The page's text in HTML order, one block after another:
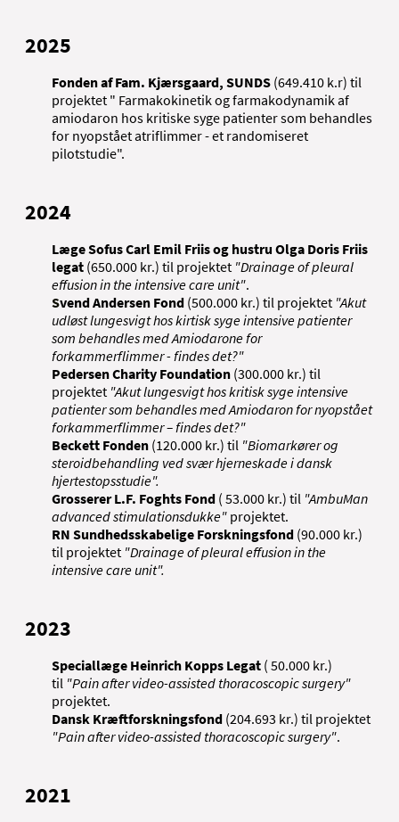
2025
Fonden af Fam. Kjærsgaard, SUNDS (649.410 k.r) til
projektet " Farmakokinetik og farmakodynamik af
amiodaron hos kritiske syge patienter som behandles
for nyopstået atriflimmer - et randomiseret
pilotstudie".
2024
Læge Sofus Carl Emil Friis og hustru Olga Doris Friis
legat (650.000 kr.) til projektet "Drainage of pleural
effusion in the intensive care unit".
Svend Andersen Fond (500.000 kr.) til projektet "Akut
udløst lungesvigt hos kirtisk syge intensive patienter
som behandles med Amiodarone for
forkammerflimmer - findes det?"
Pedersen Charity Foundation (300.000 kr.) til
projektet "Akut lungesvigt hos kritisk syge intensive
patienter som behandles med Amiodaron for nyopstået
forkammerflimmer – findes det?"
Beckett Fonden (120.000 kr.) til "Biomarkører og
steroidbehandling ved svær hjerneskade i dansk
hjertestopsstudie".
Grosserer L.F. Foghts Fond ( 53.000 kr.) til "AmbuMan
advanced stimulationsdukke" projektet.
RN Sundhedsskabelige Forskningsfond (90.000 kr.)
til projektet "Drainage of pleural effusion in the
intensive care unit".
2023
Speciallæge Heinrich Kopps Legat ( 50.000 kr.)
til "Pain after video-assisted thoracoscopic surgery"
projektet.
Dansk Kræftforskningsfond (204.693 kr.) til projektet
"Pain after video-assisted thoracoscopic surgery".
2021